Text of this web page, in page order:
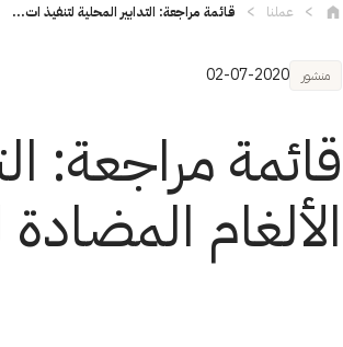
عملنا قائمة مراجعة: التدابير المحلية لتنفيذ ات...
منشور 02-07-2020
قائمة مراجعة:
الألغام المضادة